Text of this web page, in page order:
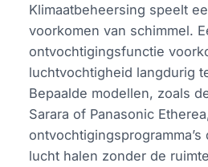
Klimaatbeheersing speelt
voorkomen van schimmel.
ontvochtigingsfunctie
luchtvochtigheid langdurig
Bepaalde modellen, zoals
Sarara of Panasonic
lucht halen zonder de